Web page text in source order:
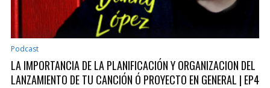
Podcast
LA IMPORTANCIA DE LA PLANIFICACIÓN Y ORGANIZACION DEL
LANZAMIENTO DE TU CANCIÓN Ó PROYECTO EN GENERAL | EP4